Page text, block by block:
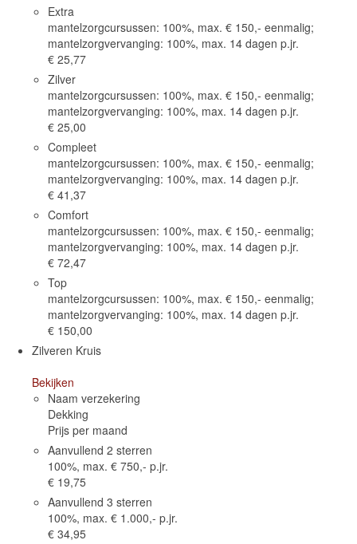
Extra
mantelzorgcursussen: 100%, max. € 150,- eenmalig;
mantelzorgvervanging: 100%, max. 14 dagen p.jr.
€ 25,77
Zilver
mantelzorgcursussen: 100%, max. € 150,- eenmalig;
mantelzorgvervanging: 100%, max. 14 dagen p.jr.
€ 25,00
Compleet
mantelzorgcursussen: 100%, max. € 150,- eenmalig;
mantelzorgvervanging: 100%, max. 14 dagen p.jr.
€ 41,37
Comfort
mantelzorgcursussen: 100%, max. € 150,- eenmalig;
mantelzorgvervanging: 100%, max. 14 dagen p.jr.
€ 72,47
Top
mantelzorgcursussen: 100%, max. € 150,- eenmalig;
mantelzorgvervanging: 100%, max. 14 dagen p.jr.
€ 150,00
Zilveren Kruis
Bekijken
Naam verzekering
Dekking
Prijs per maand
Aanvullend 2 sterren
100%, max. € 750,- p.jr.
€ 19,75
Aanvullend 3 sterren
100%, max. € 1.000,- p.jr.
€ 34,95